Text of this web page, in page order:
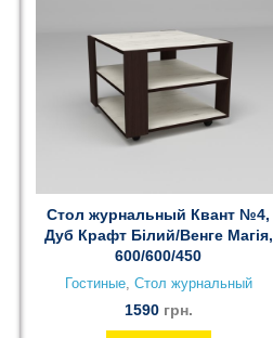
Стол журнальный Квант №4,
Дуб Крафт Білий/Венге Магія,
600/600/450
Гостиные, Стол журнальный
1590 грн.